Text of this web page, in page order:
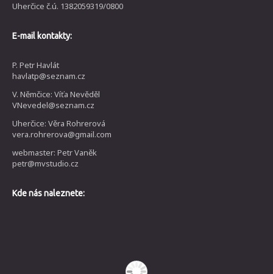
Uherčice č.ú. 1382059319/0800
E-mail kontakty:
P. Petr Havlát
havlatp@seznam.cz
V. Němčice: Víťa Nevěděl
VNevedel@seznam.cz
Uherčice: Věra Rohrerová
vera.rohrerova@gmail.com
webmaster: Petr Vaněk
petr@mvstudio.cz
Kde nás naleznete: